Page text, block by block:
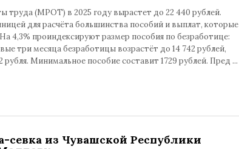
труда (МРОТ) в 2025 году вырастет до 22 440 рублей.
для расчёта большинства пособий и выплат, которые
4,3% проиндексируют размер пособия по безработице:
три месяца безработицы возрастёт до 14 742 рублей,
рубля. Минимальное пособие составит 1729 рублей. Пред ...
севка из Чувашской Республики